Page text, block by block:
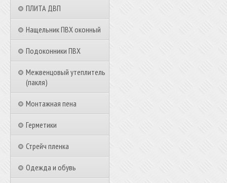
ПЛИТА ДВП
Нащельник ПВХ оконный
Подоконники ПВХ
Межвенцовый утеплитель
(пакля)
Монтажная пена
Герметики
Стрейч пленка
Одежда и обувь